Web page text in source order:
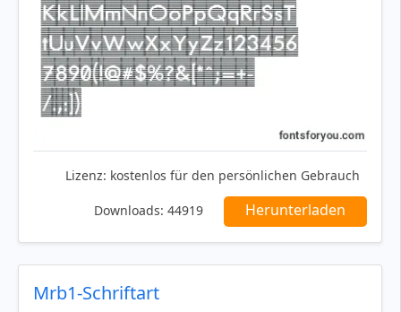
Lizenz: kostenlos für den persönlichen Gebrauch
Downloads: 44919 Herunterladen
Mrb1-Schriftart